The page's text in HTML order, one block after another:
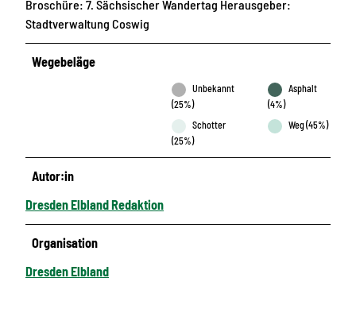
Broschüre: 7. Sächsischer Wandertag Herausgeber:
Stadtverwaltung Coswig
Wegebeläge
Unbekannt
(25%)
Asphalt
(4%)
Schotter
(25%)
Weg (45%)
Autor:in
Dresden Elbland Redaktion
Organisation
Dresden Elbland